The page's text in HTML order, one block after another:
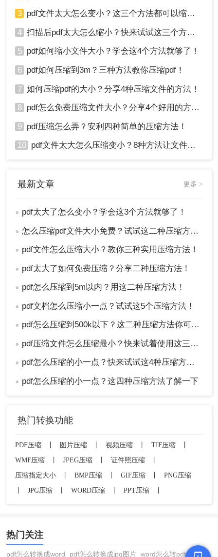
3 pdf文件太大怎么变小？这三个方法都可以缩小！
4 扫描后pdf太大怎么缩小？快来试试这三个方法！
5 pdf如何缩小文件大小？学会这4个方法就够了！
6 pdf如何压缩到3m？三种方法教你压缩pdf！
7 如何压缩pdf的大小？分享4种压缩文件的方法！
8 pdf怎么免费压缩文件大小？分享4个好用的方法，简单又快捷！
9 pdf压缩怎么弄？安利四种简单的压缩方法！
10 pdf文件太大怎么压缩变小？8种方法让文件轻松"瘦身"！
最新文章 更多 >
● pdf太大了怎么变小？学会这3个方法就够了！
● 怎么压缩pdf文件大小免费？试试这二种压缩方法！
● pdf文件怎么压缩大小？教你三种实用压缩方法！
● pdf太大了如何免费压缩？分享二种压缩方法！
● pdf怎么压缩到5m以内？用这二种压缩方法！
● pdf文档怎么压缩小一点？试试这5个压缩方法！
● pdf怎么压缩到500k以下？这二种压缩方法你可以轻松学会！
● pdf压缩文件怎么压缩最小？快来试着使用这三种压缩方法！
● pdf怎么压缩的小一点？快来试试这4种压缩方法！
● pdf怎么压缩的小一点？这四种压缩方法了解一下
热门转换功能
PDF压缩 图片压缩 视频压缩 TIF压缩
WMF压缩
JPEG压缩 证件照压缩
压缩指定大小
BMP压缩 GIF压缩
PNG压缩
JPG压缩 WORD压缩 PPT压缩
热门关注
pdf怎么转换成word pdf怎么转换成jpg图片 word怎么转pdf